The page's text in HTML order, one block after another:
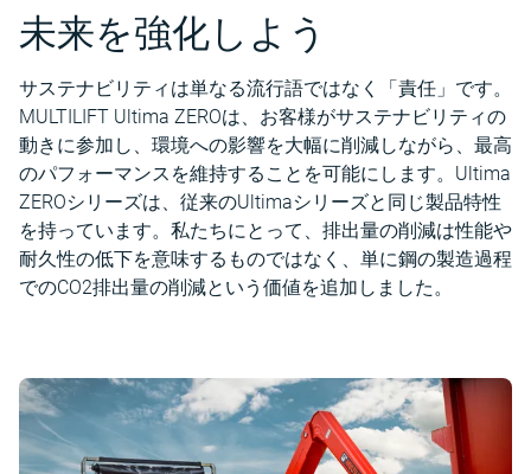
未来を強化しよう
サステナビリティは単なる流行語ではなく「責任」です。
MULTILIFT Ultima ZEROは、お客様がサステナビリティの
動きに参加し、環境への影響を大幅に削減しながら、最高
のパフォーマンスを維持することを可能にします。Ultima
ZEROシリーズは、従来のUltimaシリーズと同じ製品特性
を持っています。私たちにとって、排出量の削減は性能や
耐久性の低下を意味するものではなく、単に鋼の製造過程
でのCO2排出量の削減という価値を追加しました。